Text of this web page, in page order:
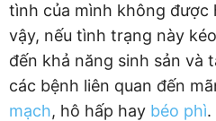
tình của mình không được
vậy, nếu tình trạng này
đến khả năng sinh sản và
các bệnh liên quan đến
mạch, hô hấp hay béo phì.